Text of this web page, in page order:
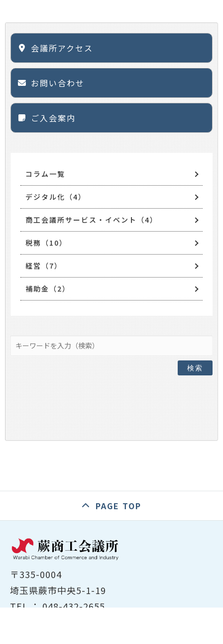
会議所アクセス
お問い合わせ
ご入会案内
コラム一覧
デジタル化（4）
商工会議所サービス・イベント（4）
税務（10）
経営（7）
補助金（2）
検索
PAGE TOP
〒335-0004
埼玉県蕨市中央5-1-19
TEL ： 048-432-2655